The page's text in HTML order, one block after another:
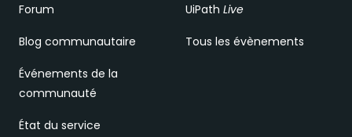
Forum
Blog communautaire
Événements de la
communauté
État du service
UiPath Live
Tous les évènements